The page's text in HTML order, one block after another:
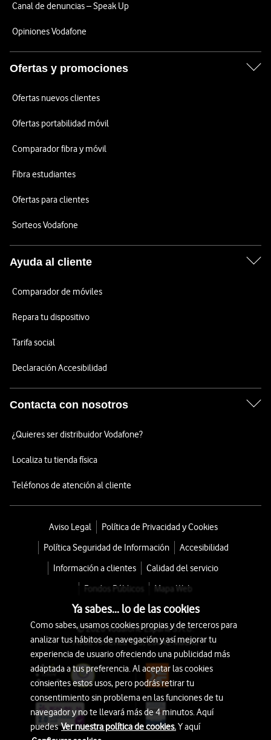
Canal de denuncias – Speak Up
Opiniones Vodafone
Ofertas y promociones
Ofertas nuevos clientes
Ofertas portabilidad móvil
Comparador fibra y móvil
Fibra estudiantes
Ofertas para clientes
Sorteos Vodafone
Ayuda al cliente
Comparador de móviles
Repara tu dispositivo
Tarifa social
Declaración Accesibilidad
Contacta con nosotros
¿Quieres ser distribuidor Vodafone?
Localiza tu tienda física
Teléfonos de atención al cliente
Aviso Legal
Política de Privacidad y Cookies
Política Seguridad de Información
Accesibilidad
Información a clientes
Calidad del servicio
Fondos Públicos
Mapa Web
© 2026 Vodafone España S.A.U.
Avda. América 115, 28042 Madrid
Ya sabes... lo de las cookies
Como sabes, usamos cookies propias y de terceros para
analizar tus hábitos de navegación y así mejorar tu
experiencia de usuario ofreciendo una publicidad más
adaptada a tus preferencia. Al aceptar las cookies
consientes estos usos, pero podrás retirar tu
consentimiento sin problema en las funciones de tu
navegador y no te llevará más de 4 minutos. Aquí
puedesVer nuestra política de cookies.Y aquí